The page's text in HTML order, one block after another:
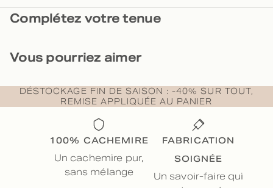
Complétez votre tenue
Vous pourriez aimer
DÉSTOCKAGE FIN DE SAISON : -40% SUR TOUT,
REMISE APPLIQUÉE AU PANIER
100% CACHEMIRE
Un cachemire pur,
sans mélange
FABRICATION
SOIGNÉE
Un savoir-faire qui